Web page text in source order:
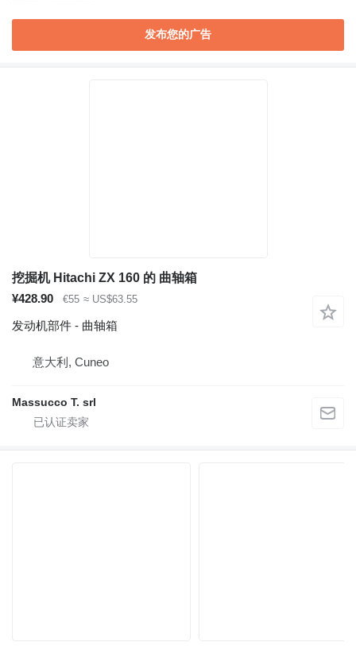
发布您的广告
挖掘机 Hitachi ZX 160 的 曲轴箱
¥428.90
€55 ≈ US$63.55
发动机部件 - 曲轴箱
意大利, Cuneo
Massucco T. srl